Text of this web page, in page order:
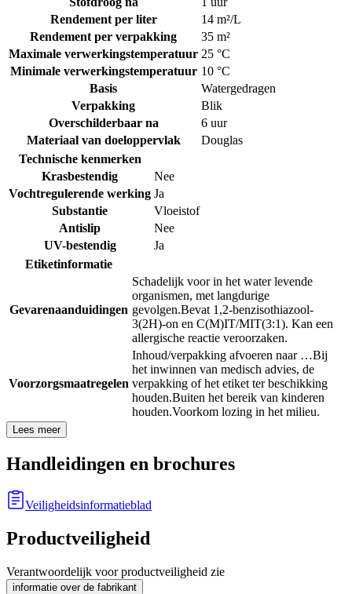
Rendement per liter
14 m²/L
Rendement per verpakking
35 m²
Maximale verwerkingstemperatuur 25 °C
Minimale verwerkingstemperatuur 10 °C
Basis
Watergedragen
Verpakking
Blik
Overschilderbaar na
6 uur
Materiaal van doeloppervlak
Douglas
Technische kenmerken
Krasbestendig
Nee
Vochtregulerende werking Ja
Substantie
Vloeistof
Antislip
Nee
UV-bestendig
Ja
Etiketinformatie
Gevarenaanduidingen
Schadelijk voor in het water levende
organismen, met langdurige
gevolgen.Bevat 1,2-benzisothiazool-
3(2H)-on en C(M)IT/MIT(3:1). Kan een
allergische reactie veroorzaken.
Voorzorgsmaatregelen
Inhoud/verpakking afvoeren naar …Bij
het inwinnen van medisch advies, de
verpakking of het etiket ter beschikking
houden.Buiten het bereik van kinderen
houden.Voorkom lozing in het milieu.
Lees meer
Handleidingen en brochures
Veiligheidsinformatieblad
Productveiligheid
Verantwoordelijk voor productveiligheid zie
informatie over de fabrikant